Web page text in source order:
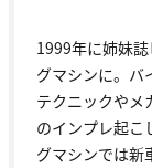
1999年に姉妹
グマシンに。バ
テクニックやメ
のインプレ起こ
グマシンでは